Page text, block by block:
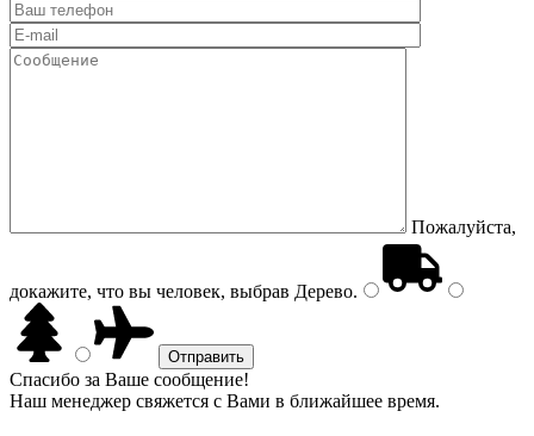
Пожалуйста,
докажите, что вы человек, выбрав Дерево.
Спасибо за Ваше сообщение!
Наш менеджер свяжется с Вами в ближайшее время.